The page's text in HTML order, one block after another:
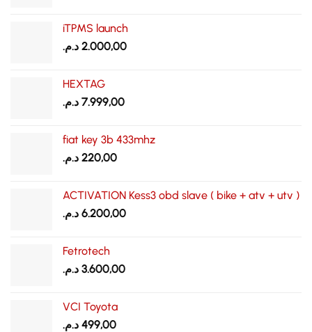
était :
iTPMS launch
2.000,00 د.م.
HEXTAG
7.999,00 د.م.
fiat key 3b 433mhz
220,00 د.م.
ACTIVATION Kess3 obd slave ( bike + atv + utv )
6.200,00 د.م.
Fetrotech
3.600,00 د.م.
VCI Toyota
499,00 د.م.